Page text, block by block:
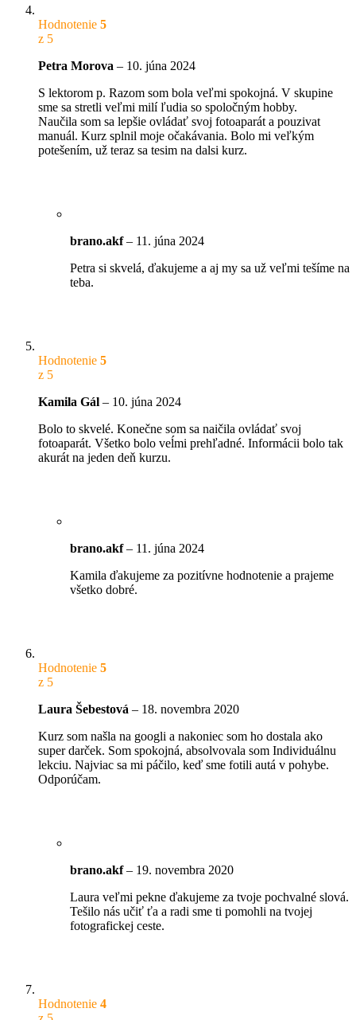
Hodnotenie 5
z 5
Petra Morova – 10. júna 2024
S lektorom p. Razom som bola veľmi spokojná. V skupine
sme sa stretli veľmi milí ľudia so spoločným hobby.
Naučila som sa lepšie ovládať svoj fotoaparát a pouzivat
manuál. Kurz splnil moje očakávania. Bolo mi veľkým
potešením, už teraz sa tesim na dalsi kurz.
brano.akf– 11. júna 2024
Petra si skvelá, ďakujeme a aj my sa už veľmi tešíme na
teba.
Hodnotenie 5
z 5
Kamila Gál – 10. júna 2024
Bolo to skvelé. Konečne som sa naičila ovládať svoj
fotoaparát. Všetko bolo veĺmi prehľadné. Informácii bolo tak
akurát na jeden deň kurzu.
brano.akf– 11. júna 2024
Kamila ďakujeme za pozitívne hodnotenie a prajeme
všetko dobré.
Hodnotenie 5
z 5
Laura Šebestová – 18. novembra 2020
Kurz som našla na googli a nakoniec som ho dostala ako
super darček. Som spokojná, absolvovala som Individuálnu
lekciu. Najviac sa mi páčilo, keď sme fotili autá v pohybe.
Odporúčam.
brano.akf– 19. novembra 2020
Laura veľmi pekne ďakujeme za tvoje pochvalné slová.
Tešilo nás učiť ťa a radi sme ti pomohli na tvojej
fotografickej ceste.
Hodnotenie 4